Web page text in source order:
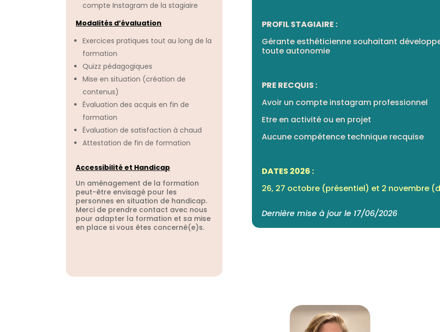
compte Instagram de la stagiaire
Modalités d’évaluation
Exercices pratiques tout au long de la
formation
Quizz pédagogiques
Mise en situation (création de
contenus)
Évaluation des acquis en fin de
formation
Évaluation de satisfaction à chaud
Attestation de fin de formation
Accessibilité et Handicap
Un aménagement de la formation
peut-être envisagé pour les
personnes en situation de handicap.
Merci de prendre contact avec nous
pour adapter la formation et sa mise
en place si vous êtes concerné(e)s.
PROFIL STAGIAIRE :
Gérante esthéticienne souhaitant
toute autonomie
PRE RECQUIS :
Avoir un compte instagram professionnel
Etre en activité ou en projet
Aucune compétence technique recquise
DATES 2026 :
26, 27 octobre (présentiel) et 2 novembre
Dernière mise à jour le 17/06/2026